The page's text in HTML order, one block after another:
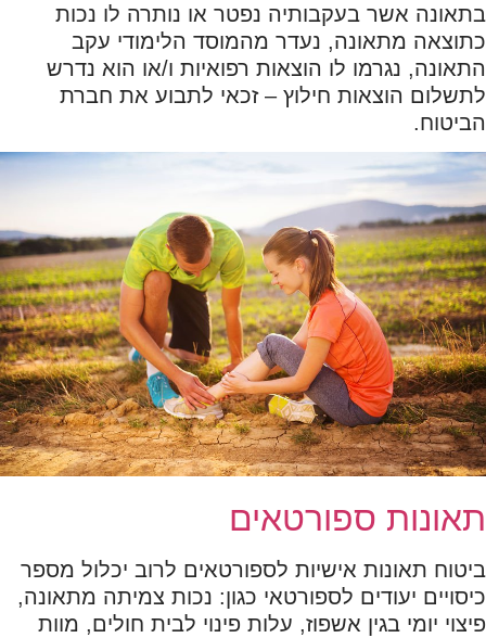
בתאונה אשר בעקבותיה נפטר או נותרה לו נכות
כתוצאה מתאונה, נעדר מהמוסד הלימודי עקב
התאונה, נגרמו לו הוצאות רפואיות ו/או הוא נדרש
לתשלום הוצאות חילוץ – זכאי לתבוע את חברת
הביטוח.
תאונות ספורטאים
ביטוח תאונות אישיות לספורטאים לרוב יכלול מספר
כיסויים יעודים לספורטאי כגון: נכות צמיתה מתאונה,
פיצוי יומי בגין אשפוז, עלות פינוי לבית חולים, מוות